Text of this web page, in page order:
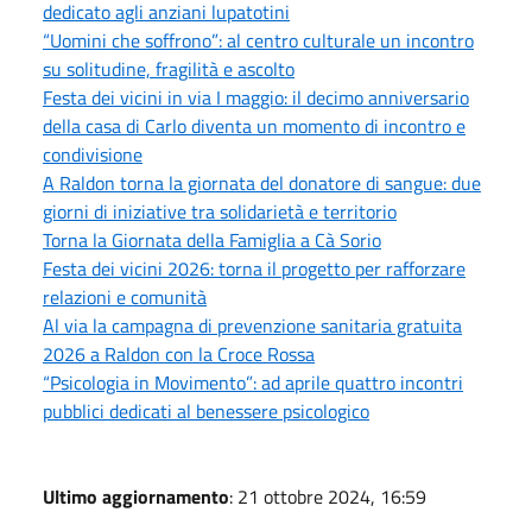
dedicato agli anziani lupatotini
“Uomini che soffrono”: al centro culturale un incontro
su solitudine, fragilità e ascolto
Festa dei vicini in via I maggio: il decimo anniversario
della casa di Carlo diventa un momento di incontro e
condivisione
A Raldon torna la giornata del donatore di sangue: due
giorni di iniziative tra solidarietà e territorio
Torna la Giornata della Famiglia a Cà Sorio
Festa dei vicini 2026: torna il progetto per rafforzare
relazioni e comunità
Al via la campagna di prevenzione sanitaria gratuita
2026 a Raldon con la Croce Rossa
“Psicologia in Movimento”: ad aprile quattro incontri
pubblici dedicati al benessere psicologico
Ultimo aggiornamento: 21 ottobre 2024, 16:59